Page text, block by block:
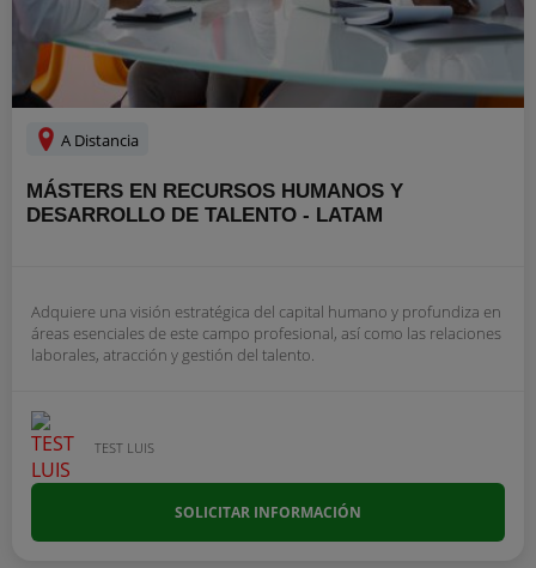
A Distancia
MÁSTERS EN RECURSOS HUMANOS Y
DESARROLLO DE TALENTO - LATAM
Adquiere una visión estratégica del capital humano y profundiza en
áreas esenciales de este campo profesional, así como las relaciones
laborales, atracción y gestión del talento.
TEST LUIS
SOLICITAR INFORMACIÓN